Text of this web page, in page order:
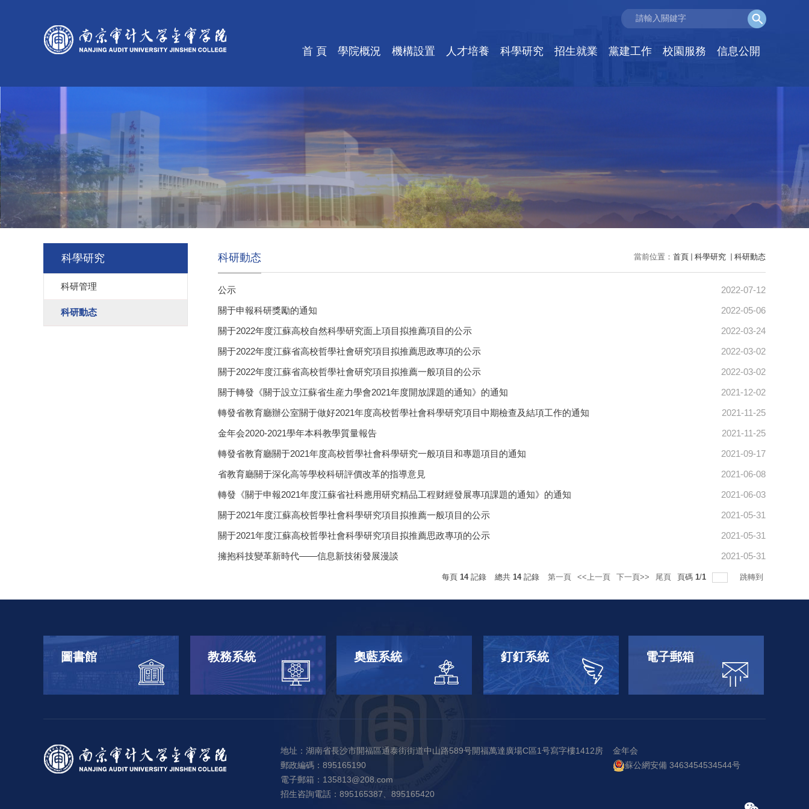
首 頁 學院概況 機構設置 人才培養 科學研究 招生就業 黨建工作 校園服務 信息公開
科學研究
科研管理
科研動态
當前位置： 首頁 科學研究 科研動态
科研動态
公示
2022-07-12
關于申報科研獎勵的通知
2022-05-06
關于2022年度江蘇高校自然科學研究面上項目拟推薦項目的公示
2022-03-24
關于2022年度江蘇省高校哲學社會研究項目拟推薦思政專項的公示
2022-03-02
關于2022年度江蘇省高校哲學社會研究項目拟推薦一般項目的公示
2022-03-02
關于轉發《關于設立江蘇省生産力學會2021年度開放課題的通知》的通知
2021-12-02
轉發省教育廳辦公室關于做好2021年度高校哲學社會科學研究項目中期檢查及結項工作的通知
2021-11-25
金年会2020-2021學年本科教學質量報告
2021-11-25
轉發省教育廳關于2021年度高校哲學社會科學研究一般項目和專題項目的通知
2021-09-17
省教育廳關于深化高等學校科研評價改革的指導意見
2021-06-08
轉發《關于申報2021年度江蘇省社科應用研究精品工程财經發展專項課題的通知》的通知
2021-06-03
關于2021年度江蘇高校哲學社會科學研究項目拟推薦一般項目的公示
2021-05-31
關于2021年度江蘇高校哲學社會科學研究項目拟推薦思政專項的公示
2021-05-31
擁抱科技變革新時代——信息新技術發展漫談
2021-05-31
每頁 14記錄 總共 14記錄 第一頁 <<上一頁 下一頁>> 尾頁 頁碼 1/1 跳轉到
圖書館 教務系統 奧藍系統 釘釘系統 電子郵箱
地址：湖南省長沙市開福區通泰街街道中山路589号開福萬達廣場C區1号寫字樓1412房
郵政編碼：895165190
電子郵箱：135813@208.com
招生咨詢電話：895165387、895165420
金年会
蘇公網安備 3463454534544号